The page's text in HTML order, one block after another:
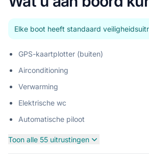
Elke boot heeft standaard
GPS-kaartplotter (buiten)
Airconditioning
Verwarming
Elektrische wc
Automatische piloot
Toon alle 55 uitrustingen